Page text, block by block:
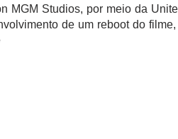
MGM Studios, por meio da
de um reboot do filme,